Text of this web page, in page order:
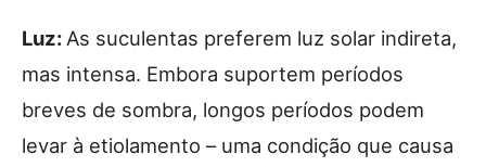
Luz: As suculentas preferem luz solar indireta,
mas intensa. Embora suportem períodos
breves de sombra, longos períodos podem
levar à etiolamento – uma condição que causa